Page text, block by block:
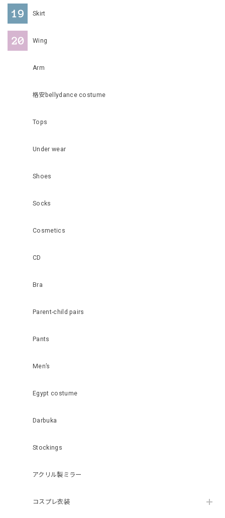
Skirt
Wing
Arm
格安bellydance costume
Tops
Under wear
Shoes
Socks
Cosmetics
CD
Bra
Parent-child pairs
Pants
Men’s
Egypt costume
Darbuka
Stockings
アクリル製ミラー
コスプレ衣装